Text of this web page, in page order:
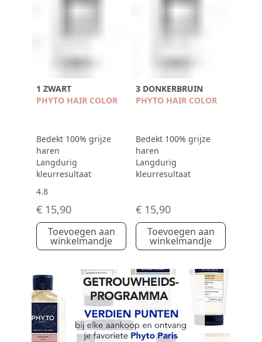
1 ZWART
PHYTO HAIR COLOR
Bedekt 100% grijze
haren
Langdurig
kleurresultaat
4.8
€ 15,90
Toevoegen aan
winkelmandje
3 DONKERBRUIN
PHYTO HAIR COLOR
Bedekt 100% grijze
haren
Langdurig
kleurresultaat
€ 15,90
Toevoegen aan
winkelmandje